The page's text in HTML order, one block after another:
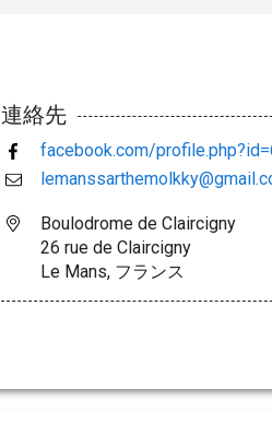
連絡先
facebook.com/
Boulodrome de Claircigny
26 rue de Claircigny
Le Mans, フランス